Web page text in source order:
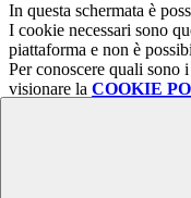
In questa schermata è
I cookie necessari sono
piattaforma e non è
Per conoscere quali sono
visionare la COOKIE
I cookie necessari per il
disabilitati. È possibile